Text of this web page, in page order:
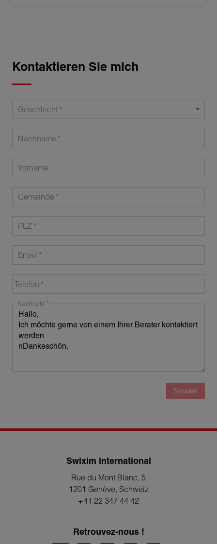
Kontaktieren Sie mich
Geschlecht
Nachname
Vorname
Gemeinde
PLZ
Email
Telefon
Nachricht
Senden
Swixim international
Rue du Mont Blanc, 5
1201 Genève, Schweiz
+41 22 347 44 42
Retrouvez-nous !